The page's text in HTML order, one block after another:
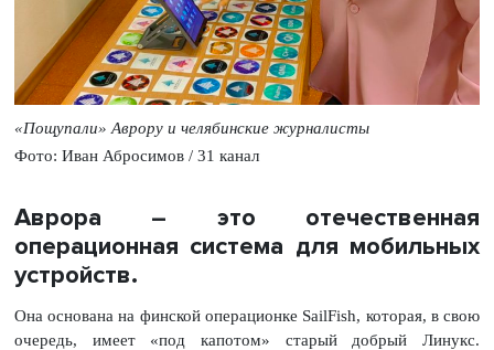
«Пощупали» Аврору и челябинские журналисты
Фото: Иван Абросимов / 31 канал
Аврора – это отечественная
операционная система для мобильных
устройств.
Она основана на финской операционке SailFish, которая, в свою
очередь, имеет «под капотом» старый добрый Линукс.